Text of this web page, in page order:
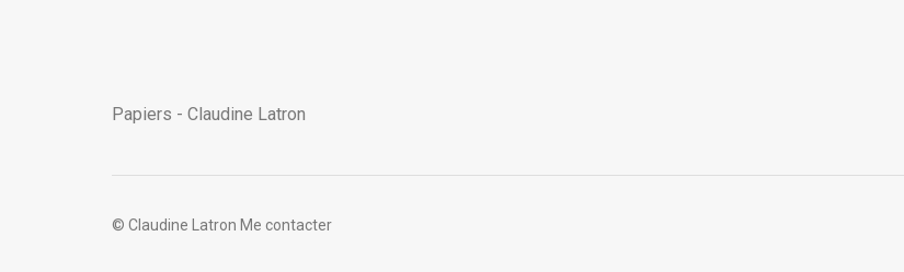
Papiers - Claudine Latron
© Claudine Latron Me contacter